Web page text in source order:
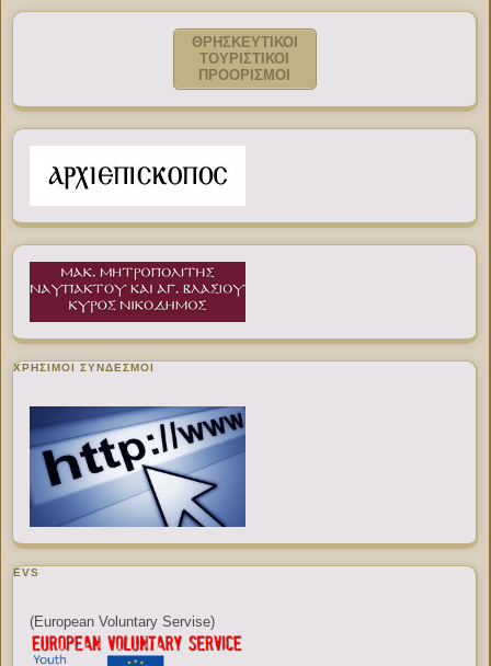
ΘΡΗΣΚΕΥΤΙΚΟΙ
ΤΟΥΡΙΣΤΙΚΟΙ
ΠΡΟΟΡΙΣΜΟΙ
ΧΡΉΣΙΜΟΙ ΣΎΝΔΕΣΜΟΙ
EVS
(European Voluntary Servise)